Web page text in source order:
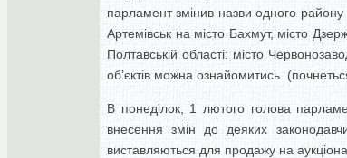
парламент змінив назви одного району
Артемівськ на місто Бахмут, місто
Полтавській області: місто
об’єктів можна ознайомитись
В понеділок, 1 лютого голова
внесення змін до деяких
виставляються для продажу на